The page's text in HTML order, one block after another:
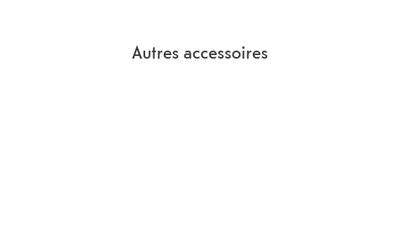
Autres accessoires